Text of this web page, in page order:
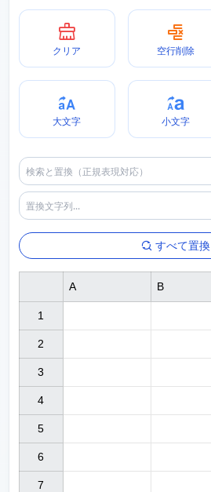
クリア 空行削除
大文字 小文字
すべて置換
1
2
3
4
5
6
7
A B